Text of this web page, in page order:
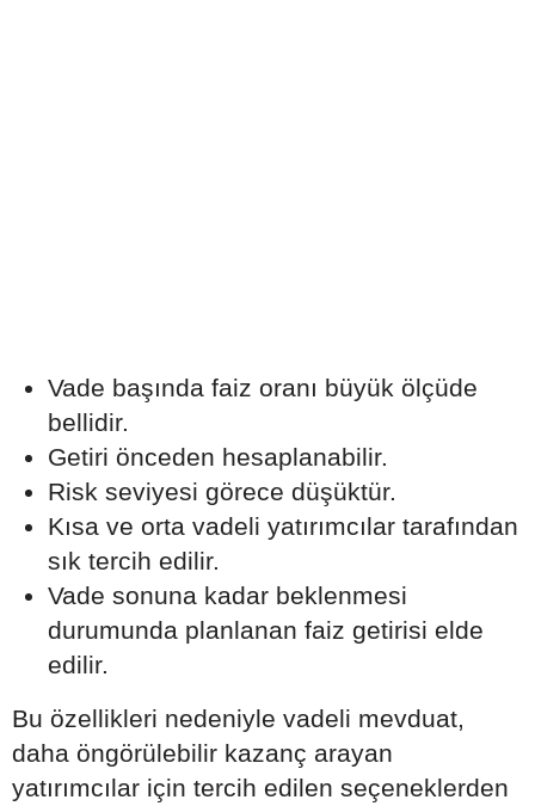
Vade başında faiz oranı büyük ölçüde
bellidir.
Getiri önceden hesaplanabilir.
Risk seviyesi görece düşüktür.
Kısa ve orta vadeli yatırımcılar tarafından
sık tercih edilir.
Vade sonuna kadar beklenmesi
durumunda planlanan faiz getirisi elde
edilir.
Bu özellikleri nedeniyle vadeli mevduat,
daha öngörülebilir kazanç arayan
yatırımcılar için tercih edilen seçeneklerden